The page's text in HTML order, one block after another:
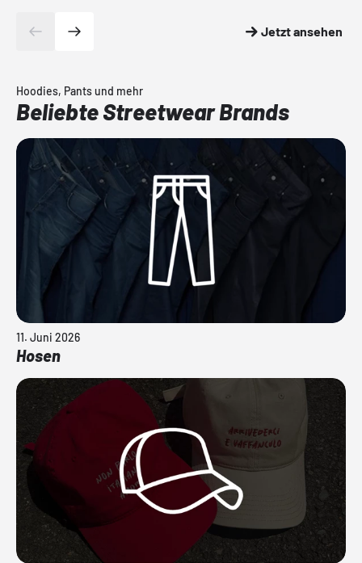
Jetzt ansehen
Hoodies, Pants und mehr
Beliebte Streetwear Brands
11. Juni 2026
Hosen